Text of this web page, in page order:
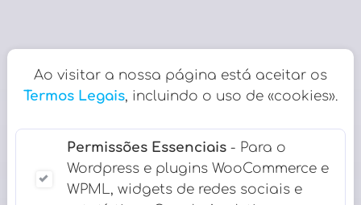
Ao visitar a nossa página está aceitar os
Termos Legais, incluindo o uso de «cookies».
Permissões Essenciais - Para o
Wordpress e plugins WooCommerce e
WPML, widgets de redes sociais e